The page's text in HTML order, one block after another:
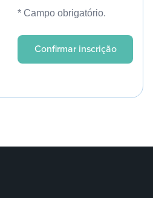
* Campo obrigatório.